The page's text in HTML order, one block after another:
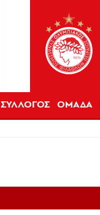
ΣΥΛΛΟΓΟΣ ΟΜΑΔΑ